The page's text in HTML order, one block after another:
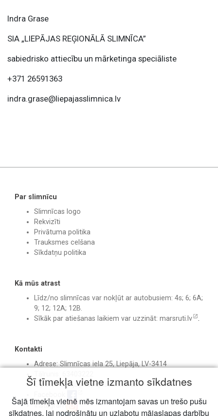
Indra Grase
SIA „LIEPĀJAS REĢIONĀLĀ SLIMNĪCA”
sabiedrisko attiecību un mārketinga speciāliste
+371 26591363
indra.grase@liepajasslimnica.lv
Par slimnīcu
Slimnīcas logo
Rekvizīti
Privātuma politika
Trauksmes celšana
Sīkdatņu politika
Kā mūs atrast
Līdz/no slimnīcas var nokļūt ar autobusiem: 4s; 6; 6A;
9; 12; 12A; 12B.
Sīkāk par atiešanas laikiem var uzzināt: marsruti.lv .
Kontakti
Adrese: Slimnīcas iela 25, Liepāja, LV-3414
E-pasts:birojs@liepajasslimnica.lv
Instagram
Šī tīmekļa vietne izmanto sīkdatnes
Šajā tīmekļa vietnē mēs izmantojam savas un trešo pušu
sīkdatnes, lai nodrošinātu un uzlabotu mājaslapas darbību